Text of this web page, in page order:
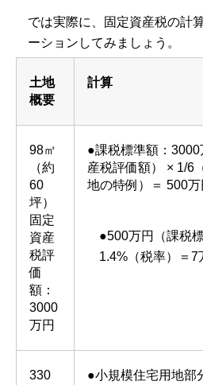
では実際に、固定資産税の計
ーションしてみましょう。
土地
概要
計算
98㎡
（約
60
坪）
固定
資産
税評
価
額：
3000
万円
●課税標準額：3000
産税評価額） × 1/6
地の特例）＝ 500万
●500万円（課税
1.4%（税率）＝7
330
●小規模住宅用地部